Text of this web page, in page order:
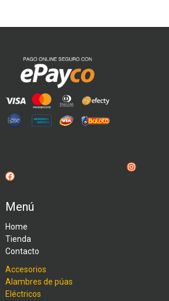
Instagram
Facebook
Menú
Home
Tienda
Contacto
Accesorios
Alambres de púas
Eléctricos